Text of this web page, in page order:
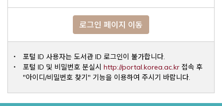
로그인 페이지 이동
포털 ID 사용자는 도서관 ID 로그인이 불가합니다.
포털 ID 및 비밀번호 분실시 http://portal.korea.ac.krOpens a
접속 후
"아이디/비밀번호 찾기" 기능을 이용하여 주시기 바랍니다.